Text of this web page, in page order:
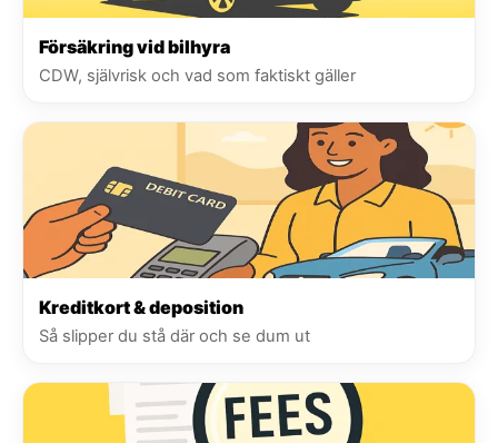
Försäkring vid bilhyra
CDW, självrisk och vad som faktiskt gäller
Kreditkort & deposition
Så slipper du stå där och se dum ut